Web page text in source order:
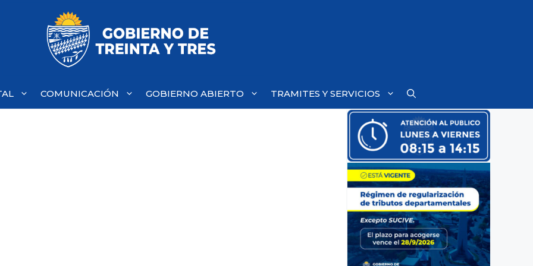
COMUNICACIÓN GOBIERNO ABIERTO TRAMITES Y SERVICIOS